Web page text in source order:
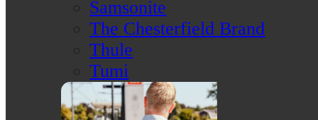
Samsonite
The Chesterfield Brand
Thule
Tumi